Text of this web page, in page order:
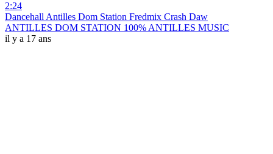
2:24
Dancehall Antilles Dom Station Fredmix Crash Daw
ANTILLES DOM STATION 100% ANTILLES MUSIC
il y a 17 ans